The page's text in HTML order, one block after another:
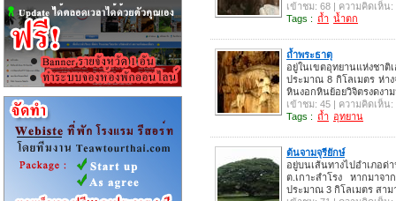
เข้าชม: 68 | ความคิดเห็น:
Tags : ถ้ำ น้ำตก
ถ้ำพระธาตุ
อยู่ในเขตอุทยานแห่งชา
ประมาณ 8 กิโลเมตร ห่าง
หินงอกหินย้อยวิจิตรงดงา
เข้าชม: 45 | ความคิดเห็น:
Tags : ถ้ำ อุทยาน
ต้นจามจุรียักษ์
อยู่บนเส้นทางไปอำเภอ
ต.เกาะสำโรง หากมาจา
ประมาณ 3 กิโลเมตร สาม